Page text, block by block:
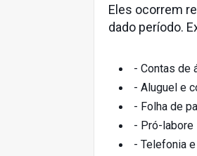
Eles ocorrem
dado período.
- Contas de
- Aluguel e
- Folha de
- Pró-labore
- Telefonia